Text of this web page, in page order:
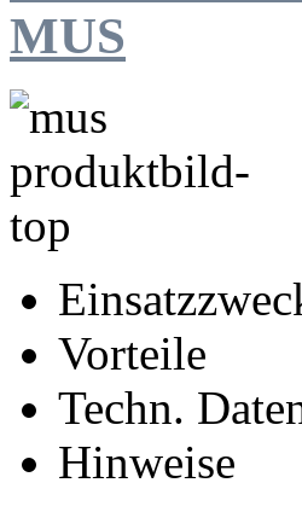
MUS
Vorteile
Techn.
Hinweise